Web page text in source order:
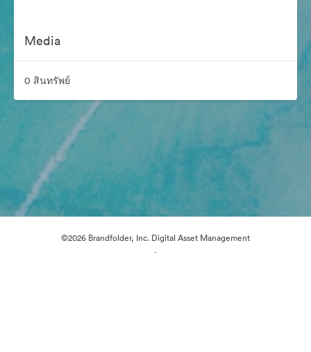
Media
0 สินทรัพย์
©2026 Brandfolder, Inc. Digital Asset Management
·